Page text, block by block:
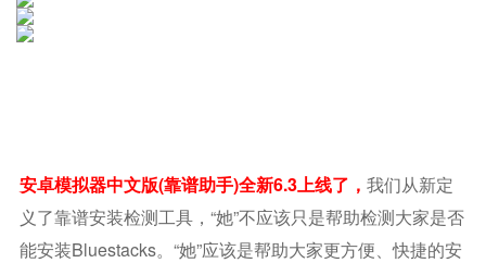
安卓模拟器中文版(靠谱助手)全新6.3上线了， 我们从新定
义了靠谱安装检测工具，“她”不应该只是帮助检测大家是否
能安装bluestacks。“她”应该是帮助大家更方便、快捷的安